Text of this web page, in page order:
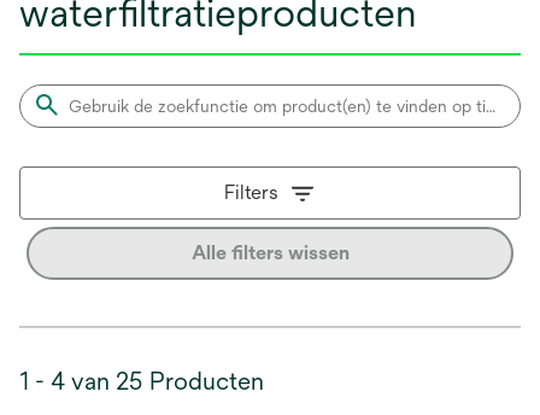
waterfiltratieproducten
Filters
Alle filters wissen
1 - 4 van 25 Producten